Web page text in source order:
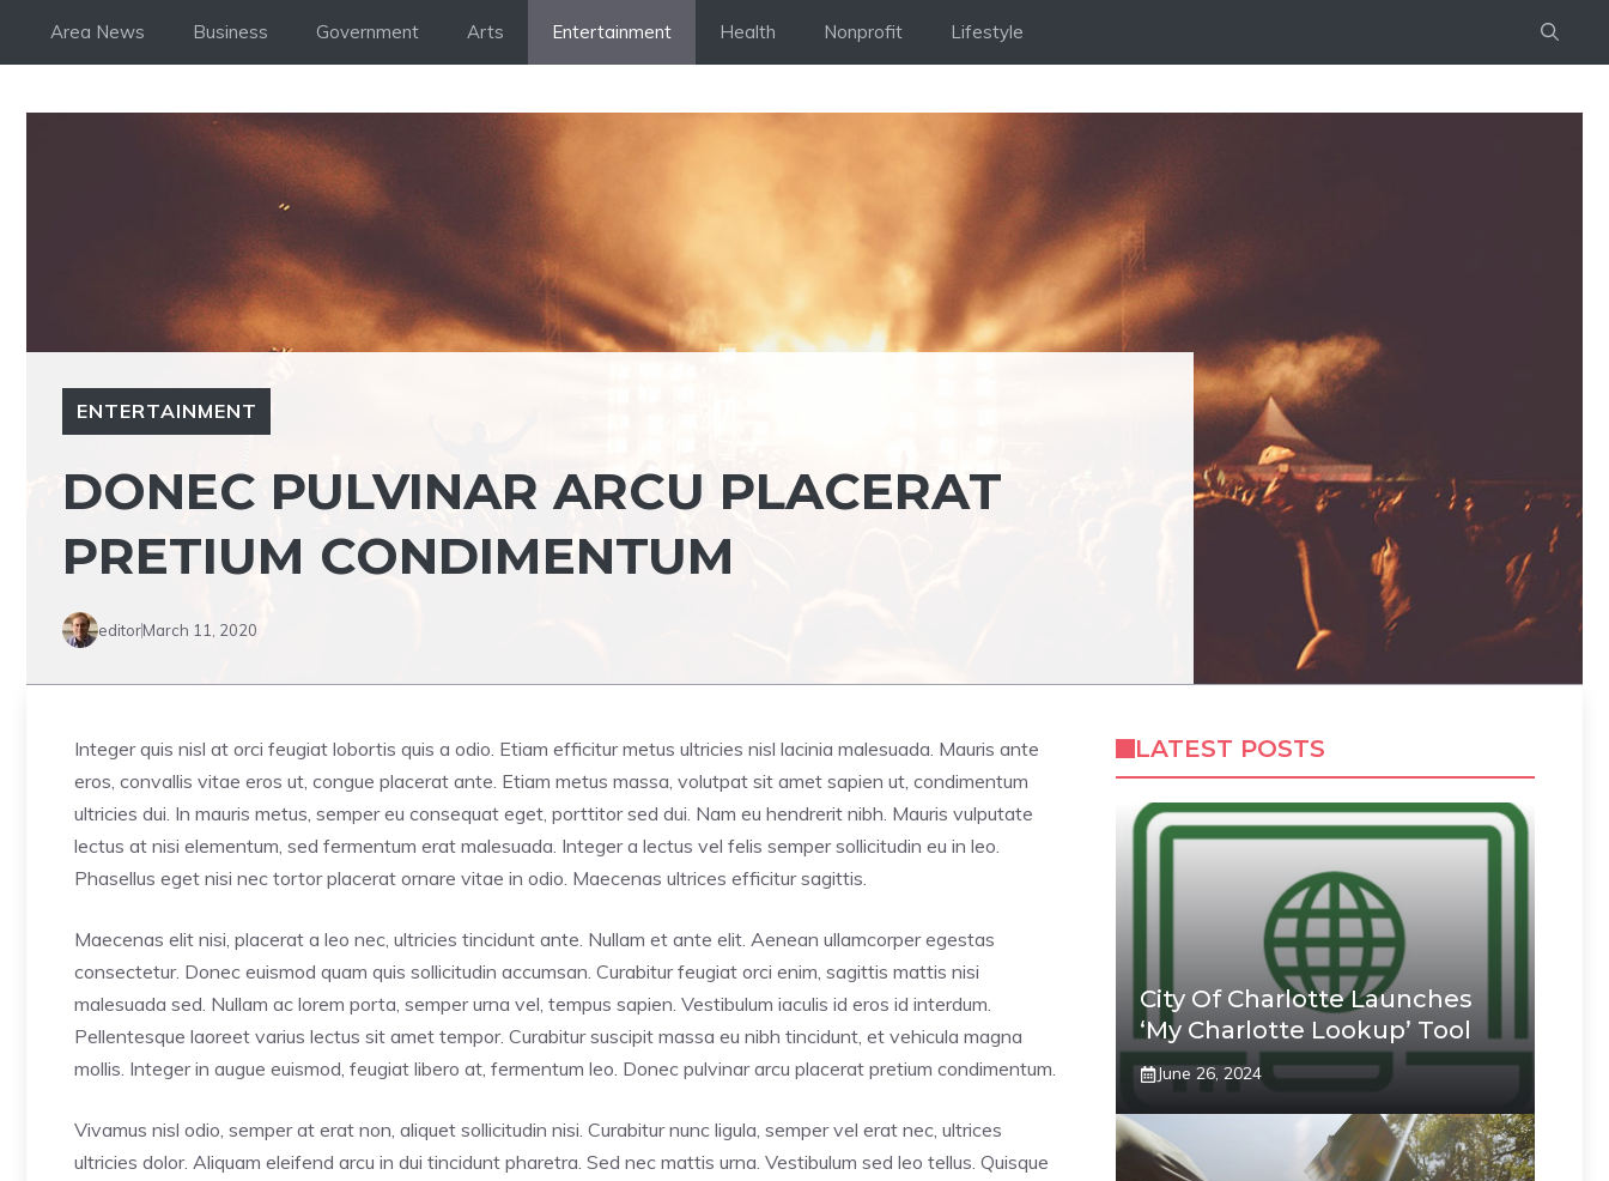
Area News Business Government Arts Entertainment Health Nonprofit Lifestyle
ENTERTAINMENT
DONEC PULVINAR ARCU PLACERAT
PRETIUM CONDIMENTUM
editorMarch 11, 2020
Integer quis nisl at orci feugiat lobortis quis a odio. Etiam efficitur metus ultricies nisl lacinia malesuada. Mauris ante
eros, convallis vitae eros ut, congue placerat ante. Etiam metus massa, volutpat sit amet sapien ut, condimentum
ultricies dui. In mauris metus, semper eu consequat eget, porttitor sed dui. Nam eu hendrerit nibh. Mauris vulputate
lectus at nisi elementum, sed fermentum erat malesuada. Integer a lectus vel felis semper sollicitudin eu in leo.
Phasellus eget nisi nec tortor placerat ornare vitae in odio. Maecenas ultrices efficitur sagittis.
Maecenas elit nisi, placerat a leo nec, ultricies tincidunt ante. Nullam et ante elit. Aenean ullamcorper egestas
consectetur. Donec euismod quam quis sollicitudin accumsan. Curabitur feugiat orci enim, sagittis mattis nisi
malesuada sed. Nullam ac lorem porta, semper urna vel, tempus sapien. Vestibulum iaculis id eros id interdum.
Pellentesque laoreet varius lectus sit amet tempor. Curabitur suscipit massa eu nibh tincidunt, et vehicula magna
mollis. Integer in augue euismod, feugiat libero at, fermentum leo. Donec pulvinar arcu placerat pretium condimentum.
Vivamus nisl odio, semper at erat non, aliquet sollicitudin nisi. Curabitur nunc ligula, semper vel erat nec, ultrices
ultricies dolor. Aliquam eleifend arcu in dui tincidunt pharetra. Sed nec mattis urna. Vestibulum sed leo tellus. Quisque
LATEST POSTS
City Of Charlotte Launches
‘My Charlotte Lookup’ Tool
June 26, 2024